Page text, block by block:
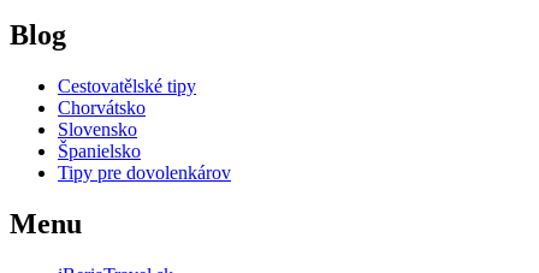
Blog
Cestovatělské tipy
Chorvátsko
Slovensko
Španielsko
Tipy pre dovolenkárov
Menu